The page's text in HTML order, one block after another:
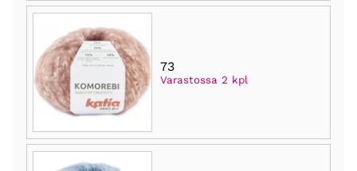
73
Varastossa 2 kpl